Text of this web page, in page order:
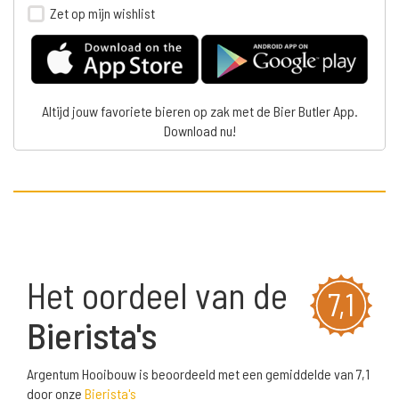
Zet op mijn wishlist
Altijd jouw favoriete bieren op zak met de Bier Butler App.
Download nu!
7,1
Het oordeel van de
Bierista's
Argentum Hooibouw is beoordeeld met een gemiddelde van 7,1
door onze Bierista's